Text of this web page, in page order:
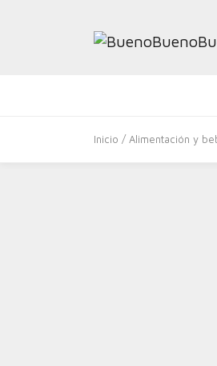
Inicio / Alimentación y